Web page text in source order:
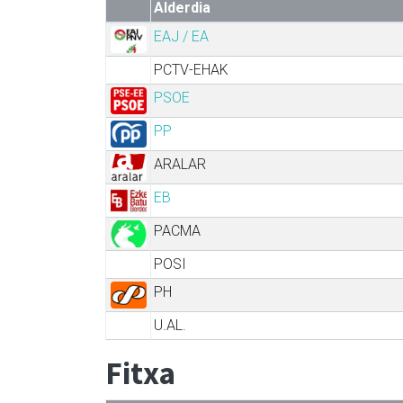
Alderdia
EAJ / EA
PCTV-EHAK
PSOE
PP
ARALAR
EB
PACMA
POSI
PH
U.AL.
Fitxa